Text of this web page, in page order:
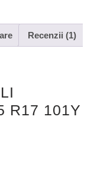
Recenzii (1)
R17 101Y